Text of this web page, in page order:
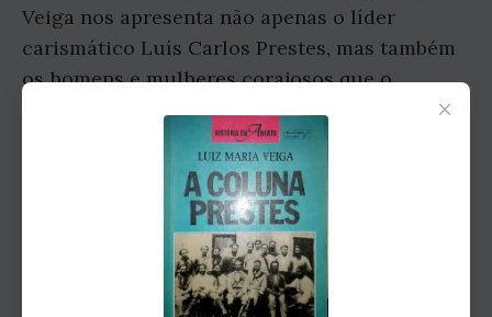
Veiga nos apresenta não apenas o líder
carismático Luís Carlos Prestes, mas também
os homens e mulheres corajosos que o
acompanharam nessa jornada. Conhecemos
suas motivações, seus medos, suas esperanças
e suas lutas, criando assim uma conexão
emocional profunda com cada um deles. Ao
longo da leitura, somos levados a sentir a
adrenalina das batalhas, a solidariedade entre
os companheiros e a determinação inabalável
×